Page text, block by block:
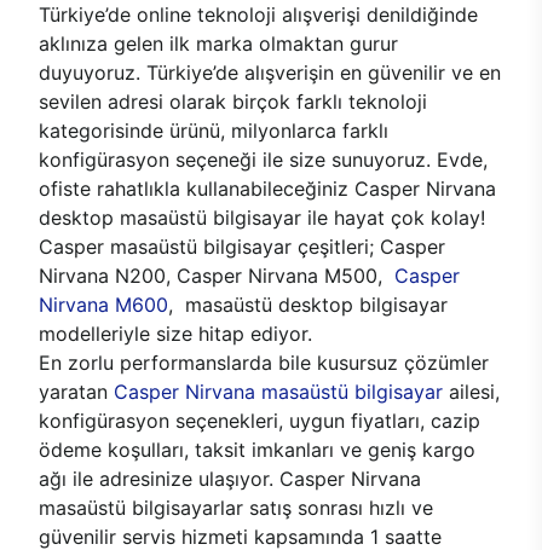
Türkiye’de online teknoloji alışverişi denildiğinde
aklınıza gelen ilk marka olmaktan gurur
duyuyoruz. Türkiye’de alışverişin en güvenilir ve en
sevilen adresi olarak birçok farklı teknoloji
kategorisinde ürünü, milyonlarca farklı
konfigürasyon seçeneği ile size sunuyoruz. Evde,
ofiste rahatlıkla kullanabileceğiniz Casper Nirvana
desktop masaüstü bilgisayar ile hayat çok kolay!
Casper masaüstü bilgisayar çeşitleri; Casper
Nirvana N200, Casper Nirvana M500, Casper
Nirvana M600, masaüstü desktop bilgisayar
modelleriyle size hitap ediyor.
En zorlu performanslarda bile kusursuz çözümler
yaratan Casper Nirvana masaüstü bilgisayar ailesi,
konfigürasyon seçenekleri, uygun fiyatları, cazip
ödeme koşulları, taksit imkanları ve geniş kargo
ağı ile adresinize ulaşıyor. Casper Nirvana
masaüstü bilgisayarlar satış sonrası hızlı ve
güvenilir servis hizmeti kapsamında 1 saatte